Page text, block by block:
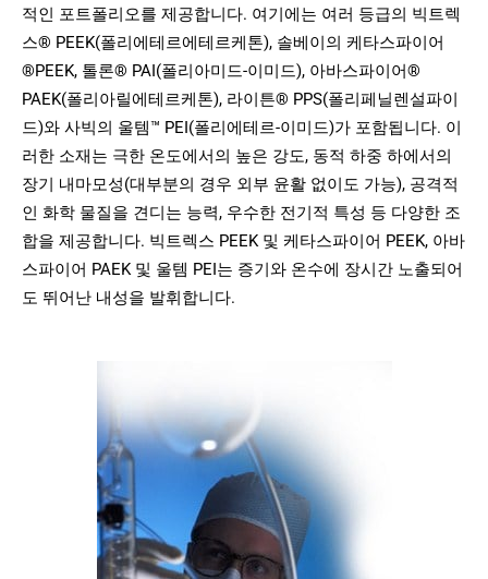
적인 포트폴리오를 제공합니다. 여기에는 여러 등급의 빅트렉
스® PEEK(폴리에테르에테르케톤), 솔베이의 케타스파이어
®PEEK, 톨론® PAI(폴리아미드-이미드), 아바스파이어®
PAEK(폴리아릴에테르케톤), 라이튼® PPS(폴리페닐렌설파이
드)와 사빅의 울템™ PEI(폴리에테르-이미드)가 포함됩니다. 이
러한 소재는 극한 온도에서의 높은 강도, 동적 하중 하에서의
장기 내마모성(대부분의 경우 외부 윤활 없이도 가능), 공격적
인 화학 물질을 견디는 능력, 우수한 전기적 특성 등 다양한 조
합을 제공합니다. 빅트렉스 PEEK 및 케타스파이어 PEEK, 아바
스파이어 PAEK 및 울템 PEI는 증기와 온수에 장시간 노출되어
도 뛰어난 내성을 발휘합니다.